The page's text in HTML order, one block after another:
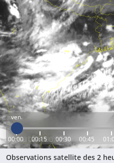
ven.
00:00 00:15 00:30 00:45
Observations satellite des 2